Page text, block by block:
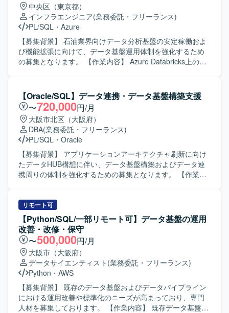
中央区（東京都）
インフラエンジニア(業務委託・フリーランス)
PL/SQL ・ Azure
【募集背景】 石油業界向けデータ分析基盤の安定稼働およ
び機能拡張に向けて、データ基盤運用体制を強化するため
の募集となります。 【作業内容】 Azure Databricks上の
問い合わせ対応、既存PGの改修や小規模な追加開発などを
行っていただきます。また、Bronze/Silver/Gold構造で加工
されたデータのDWH格納に関するジョブ監視や調整、
Systemwalkerを用いたジョブ管理業務にも携わっていただ
きます。Domoで可視化されるデータの品質維持に向けた運
用改善やチューニングもご対応いただきます。 【求める人
物像】 データ基盤運用に責任感を持ち、障害発生時にも落
ち着いて状況整理と関係者への説明ができる方を求めてお
ります。新しいクラウドサービスやデータ関連技術に対し
Databricksを中心としたモダンなデータ基盤運用に携わるこ
とで、クラウドDWHやETL、ジョブ管理の実務経験を一貫
して積むことができます。大規模なデータ処理基盤の運用
ノウハウを獲得できるほか、今後需要が高まるクラウドデ
ータエンジニアリング領域のスキル向上にもつながる環境
です。 【開発環境】 Azure Databricksを中心としたクラウ
ドDWH・ETL基盤上で、Bronze/Silver/Gold構造によるデー
タ加工を行っております。ジョブ管理にはSystemwalkerを
利用しており、可視化基盤としてはDomoを採用していま
す。
【Oracle/SQL】データ連携・データ基盤構築支援
〜720,000円/月
大阪市北区（大阪府）
DBA(業務委託・フリーランス)
PL/SQL ・ Oracle
【募集背景】 アプリケーションアーキテクチャ刷新に向け
たデータHUB構想に伴い、データ基盤構築およびデータ連
携周りの体制を強化するための募集となります。 【作業内
ストアドプロシージャ／ファンクションの設計・実装を担
当していただきます。 ・カーソル処理・例外処理・トラン
ザクション制御、および索引設計や実行計画確認などの性
能チューニングを実施していただきます。 ・DataSpider、
Informatica、Talend、SSIS、Synclogic等のETL／データ連
携ツールを用いたジョブ設計～実装～運用を行っていただ
きます。 ・バッチ処理の設計およびスケジューラとの連携
設定を行っていただきます。 ・JDBC/ODBCコネクタや
SaaS連携製品を用いた接続設定・マッピング・ジョブ定義
を行っていただきます。 ・JOIN・集約・サブクエリを含む
SQLの読解／作成およびテーブル設計（正規化／非正規
リモート可
【Python/SQL/一部リモート可】データ基盤の運用
改善・改修・保守
〜500,000円/月
大阪市（大阪府）
データサイエンティスト (業務委託・フリーランス)
Python ・ AWS
【募集背景】 既存のデータ基盤およびデータパイプライン
における運用改善や標準化のニーズが高まっており、専門
人材を募集しております。 【作業内容】 既存データ基盤・